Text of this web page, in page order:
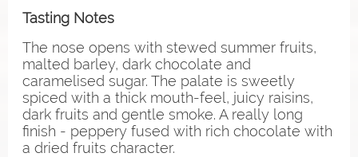
Tasting Notes
The nose opens with stewed summer fruits,
malted barley, dark chocolate and
caramelised sugar. The palate is sweetly
spiced with a thick mouth-feel, juicy raisins,
dark fruits and gentle smoke. A really long
finish - peppery fused with rich chocolate with
a dried fruits character.